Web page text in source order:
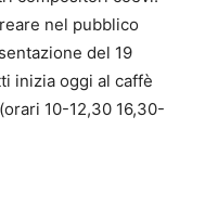
nel pubblico
del 19
inizia oggi al caffè
10-12,30 16,30-